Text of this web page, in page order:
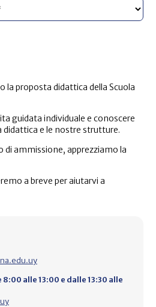
la proposta didattica della Scuola
guidata individuale e conoscere
e le nostre strutture.
di ammissione, apprezziamo la
a breve per aiutarvi a
alle 13:00 e dalle 13:30 alle